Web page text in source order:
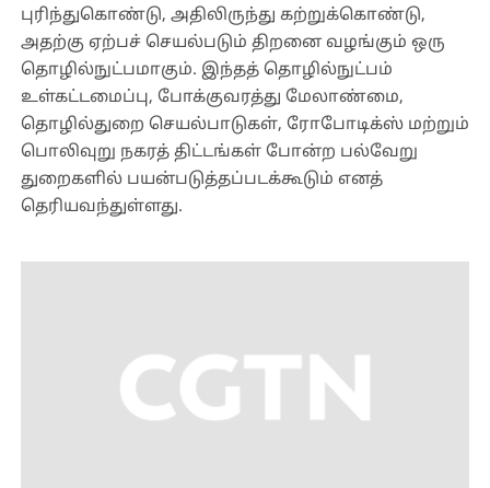
புரிந்துகொண்டு, அதிலிருந்து கற்றுக்கொண்டு,
அதற்கு ஏற்பச் செயல்படும் திறனை வழங்கும் ஒரு
தொழில்நுட்பமாகும். இந்தத் தொழில்நுட்பம்
உள்கட்டமைப்பு, போக்குவரத்து மேலாண்மை,
தொழில்துறை செயல்பாடுகள், ரோபோடிக்ஸ் மற்றும்
பொலிவுறு நகரத் திட்டங்கள் போன்ற பல்வேறு
துறைகளில் பயன்படுத்தப்படக்கூடும் எனத்
தெரியவந்துள்ளது.